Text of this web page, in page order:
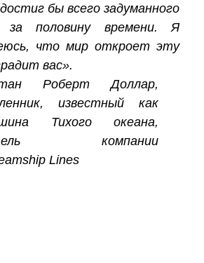
бы всего задуманного
половину времени. Я
что мир откроет эту
вас».
Роберт Доллар,
известный как
Тихого океана,
компании
Lines